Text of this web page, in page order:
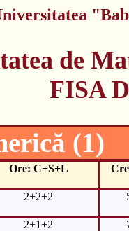
de
FISA
(1)
Ore: C+S+L
2+2+2
2+1+2